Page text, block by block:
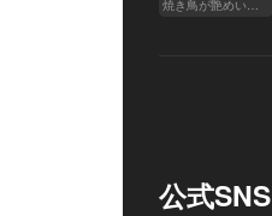
焼き鳥が艶めいてきた
公式SNS